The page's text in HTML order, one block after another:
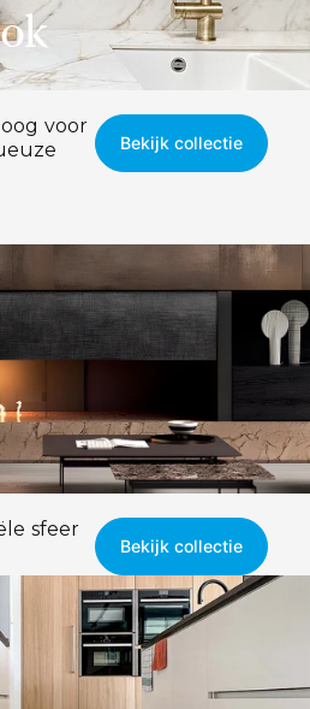
voor
Bekijk collectie
sfeer
Bekijk collectie